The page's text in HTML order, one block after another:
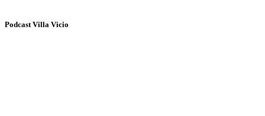
Podcast Villa Vicio